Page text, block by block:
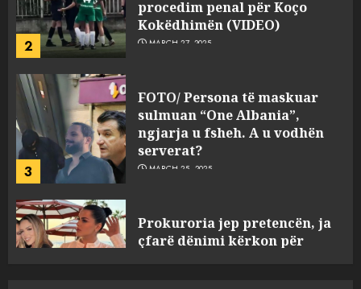
3
FOTO/ Persona të maskuar
serverat?
MARCH 25, 2025
4
Prokuroria jep pretencën, ja
Berishën
MARCH 25, 2025